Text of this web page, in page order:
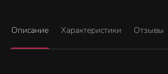
Описание Характеристики Отзывы